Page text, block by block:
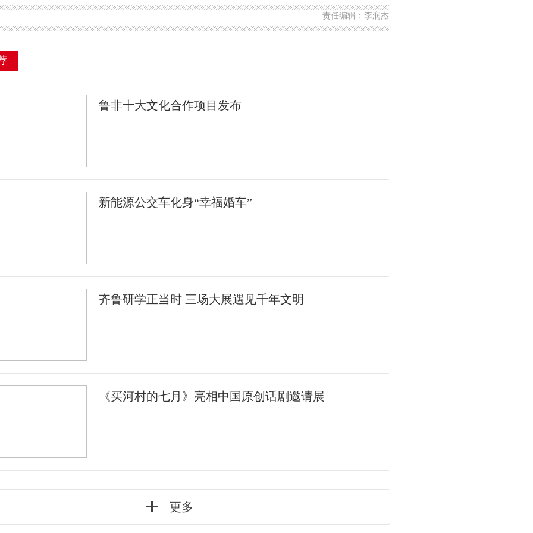
责任编辑：李润杰
鲁非十大文化合作项目发布
新能源公交车化身“幸福婚车”
齐鲁研学正当时 三场大展遇见千年文明
《买河村的七月》亮相中国原创话剧邀请展
更多